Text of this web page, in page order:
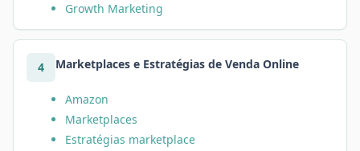
Growth Marketing
4 Marketplaces e Estratégias de Venda Online
Amazon
Marketplaces
Estratégias marketplace